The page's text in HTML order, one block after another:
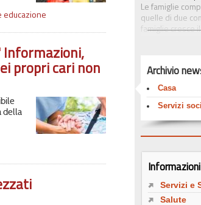
educazione
Informazioni,
propri cari non
della
Le famiglie
quelle di due
famiglie cresce
diminuiscono i
i trent’anni
dei servizi
Prima di tutto
(nonostante i
tempo.
In questa
benessere e
Casa, sanità,
sui quali si
Archivio
Casa
Servizi
Servizi e
Salute